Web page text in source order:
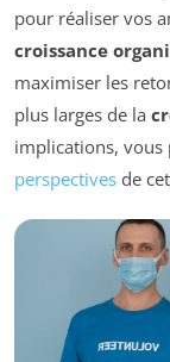
pour réaliser vos
croissance
maximiser les
plus larges de la
implications, vous
perspectives de